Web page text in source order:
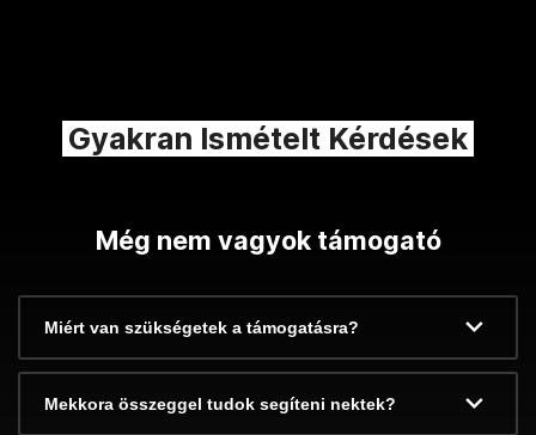
Gyakran Ismételt Kérdések
Még nem vagyok támogató
Miért van szükségetek a támogatásra?
Mekkora összeggel tudok segíteni nektek?